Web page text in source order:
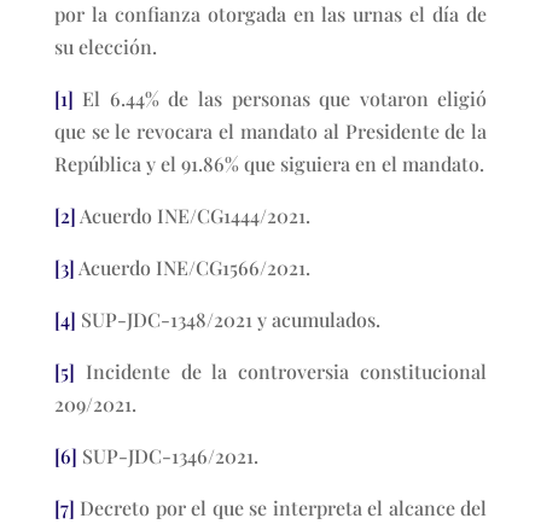
por la confianza otorgada en las urnas el día de
su elección.
[1] El 6.44% de las personas que votaron eligió
que se le revocara el mandato al Presidente de la
República y el 91.86% que siguiera en el mandato.
[2] Acuerdo INE/CG1444/2021.
[3] Acuerdo INE/CG1566/2021.
[4] SUP-JDC-1348/2021 y acumulados.
[5] Incidente de la controversia constitucional
209/2021.
[6] SUP-JDC-1346/2021.
[7] Decreto por el que se interpreta el alcance del